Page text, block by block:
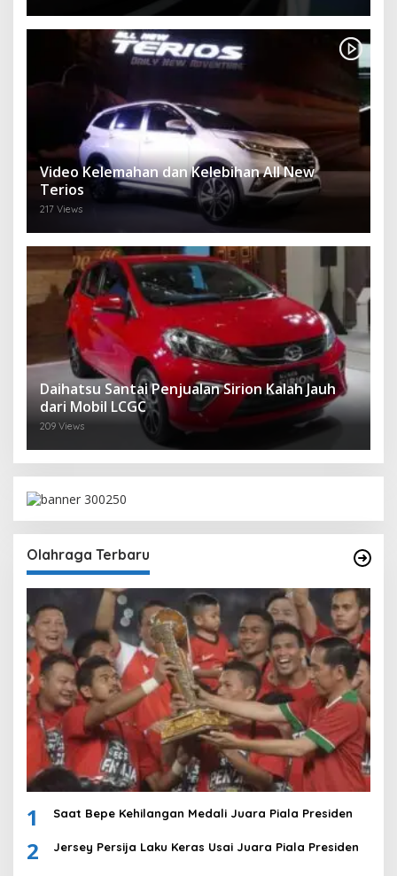
Video Kelemahan dan Kelebihan All New
Terios
217 Views
Daihatsu Santai Penjualan Sirion Kalah Jauh
dari Mobil LCGC
209 Views
Olahraga Terbaru
1 Saat Bepe Kehilangan Medali Juara Piala Presiden
2 Jersey Persija Laku Keras Usai Juara Piala Presiden